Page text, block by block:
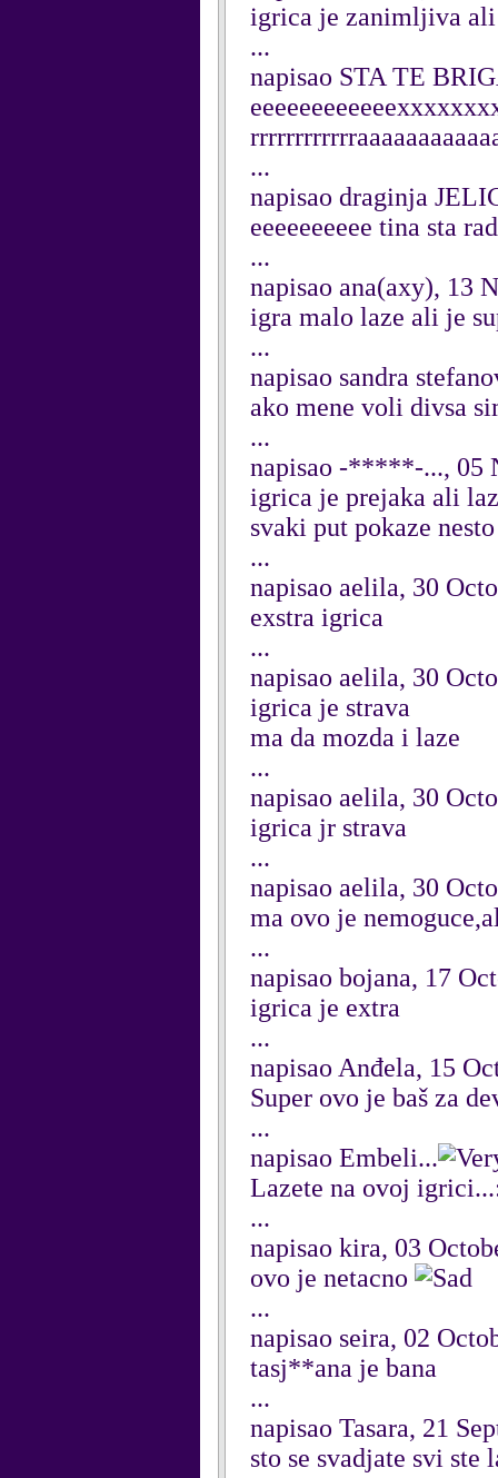
igrica je zanimljiva ali
...
napisao STA TE
...
napisao draginja
eeeeeeeeee tina sta
...
napisao ana(axy), 13
igra malo laze ali je
...
napisao sandra
ako mene voli divsa
...
napisao -*****-..., 05
igrica je prejaka ali
svaki put pokaze
...
napisao aelila, 30
exstra igrica
...
napisao aelila, 30
igrica je strava
ma da mozda i laze
...
napisao aelila, 30
igrica jr strava
...
napisao aelila, 30
ma ovo je
...
napisao bojana, 17
igrica je extra
...
napisao Anđela, 15
Super ovo je baš za
...
napisao Embeli...
Lazete na ovoj
...
napisao kira, 03
ovo je netacno
...
napisao seira, 02
tasj**ana je bana
...
napisao Tasara, 21
sto se svadjate svi